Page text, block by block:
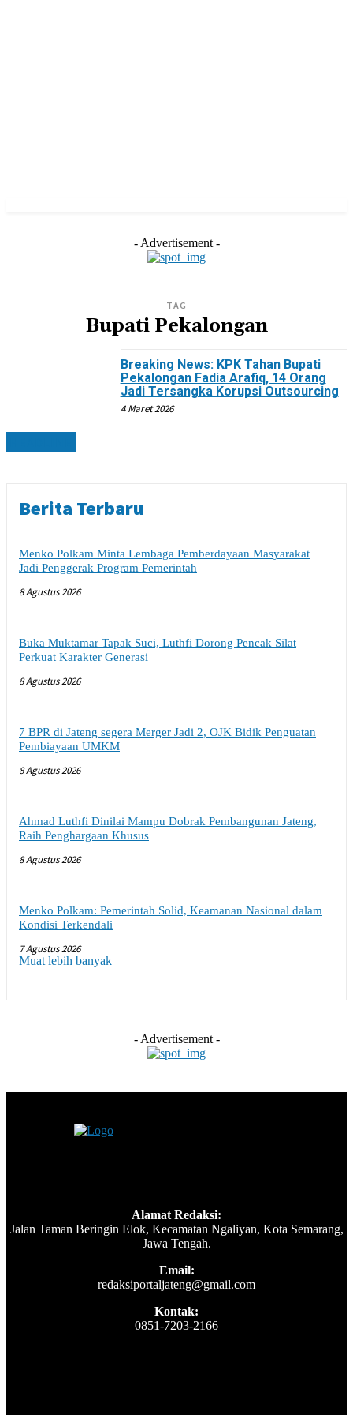
- Advertisement -
TAG
Bupati Pekalongan
Breaking News: KPK Tahan Bupati
Pekalongan Fadia Arafiq, 14 Orang
Jadi Tersangka Korupsi Outsourcing
4 Maret 2026
Berita Terbaru
Menko Polkam Minta Lembaga Pemberdayaan Masyarakat
Jadi Penggerak Program Pemerintah
8 Agustus 2026
Buka Muktamar Tapak Suci, Luthfi Dorong Pencak Silat
Perkuat Karakter Generasi
8 Agustus 2026
7 BPR di Jateng segera Merger Jadi 2, OJK Bidik Penguatan
Pembiayaan UMKM
8 Agustus 2026
Ahmad Luthfi Dinilai Mampu Dobrak Pembangunan Jateng,
Raih Penghargaan Khusus
8 Agustus 2026
Menko Polkam: Pemerintah Solid, Keamanan Nasional dalam
Kondisi Terkendali
7 Agustus 2026
Muat lebih banyak
- Advertisement -
Alamat Redaksi:
Jalan Taman Beringin Elok, Kecamatan Ngaliyan, Kota Semarang,
Jawa Tengah.
Email:
redaksiportaljateng@gmail.com
Kontak:
0851-7203-2166